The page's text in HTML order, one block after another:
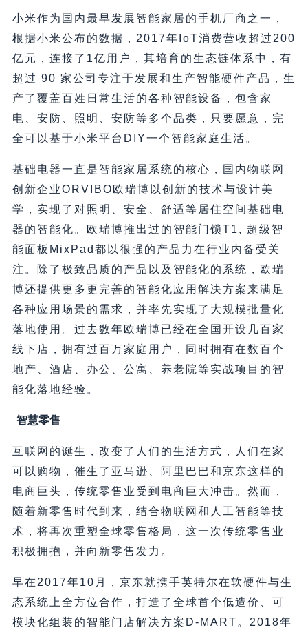
小米作为国内最早发展智能家居的手机厂商之一，
根据小米公布的数据，2017年IoT消费营收超过200
亿元，连接了1亿用户，其培育的生态链体系中，有
超过 90 家公司专注于发展和生产智能硬件产品，生
产了覆盖百姓日常生活的各种智能设备，包含家
电、安防、照明、安防等多个品类，只要愿意，完
全可以基于小米平台DIY一个智能家庭生活。
基础电器一直是智能家居系统的核心，国内物联网
创新企业ORVIBO欧瑞博以创新的技术与设计美
学，实现了对照明、安全、舒适等居住空间基础电
器的智能化。欧瑞博推出过的智能门锁T1, 超级智
能面板MixPad都以很强的产品力在行业内备受关
注。除了极致品质的产品以及智能化的系统，欧瑞
博还提供更多更完善的智能化应用解决方案来满足
各种应用场景的需求，并率先实现了大规模批量化
落地使用。过去数年欧瑞博已经在全国开设几百家
线下店，拥有过百万家庭用户，同时拥有在数百个
地产、酒店、办公、公寓、养老院等实战项目的智
能化落地经验。
智慧零售
互联网的诞生，改变了人们的生活方式，人们在家
可以购物，催生了亚马逊、阿里巴巴和京东这样的
电商巨头，传统零售业受到电商巨大冲击。然而，
随着新零售时代到来，结合物联网和人工智能等技
术，将再次重塑全球零售格局，这一次传统零售业
积极拥抱，并向新零售发力。
早在2017年10月，京东就携手英特尔在软硬件与生
态系统上全方位合作，打造了全球首个低造价、可
模块化组装的智能门店解决方案D-MART。2018年